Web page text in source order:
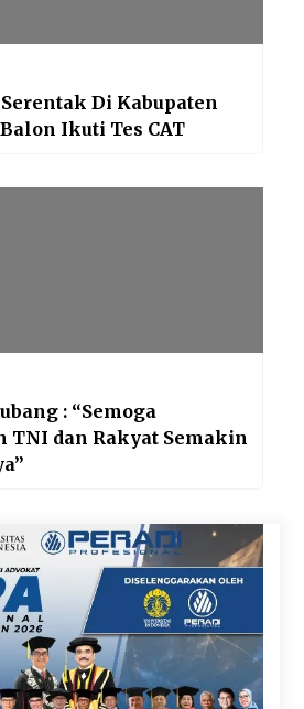
Di Kabupaten
Ikuti Tes CAT
: “Semoga
TNI dan Rakyat Semakin